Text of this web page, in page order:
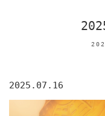
2025.07.16